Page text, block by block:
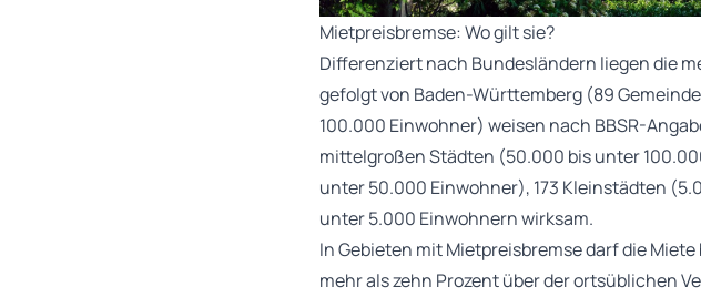
Mietpreisbremse: Wo gilt sie?
Differenziert nach Bundesländern liegen die
gefolgt von Baden-Württemberg (89
100.000 Einwohner) weisen nach BBSR-
mittelgroßen Städten (50.000 bis unter
unter 50.000 Einwohner), 173 Kleinstädten
unter 5.000 Einwohnern wirksam.
In Gebieten mit Mietpreisbremse darf die
mehr als zehn Prozent über der ortsüblichen